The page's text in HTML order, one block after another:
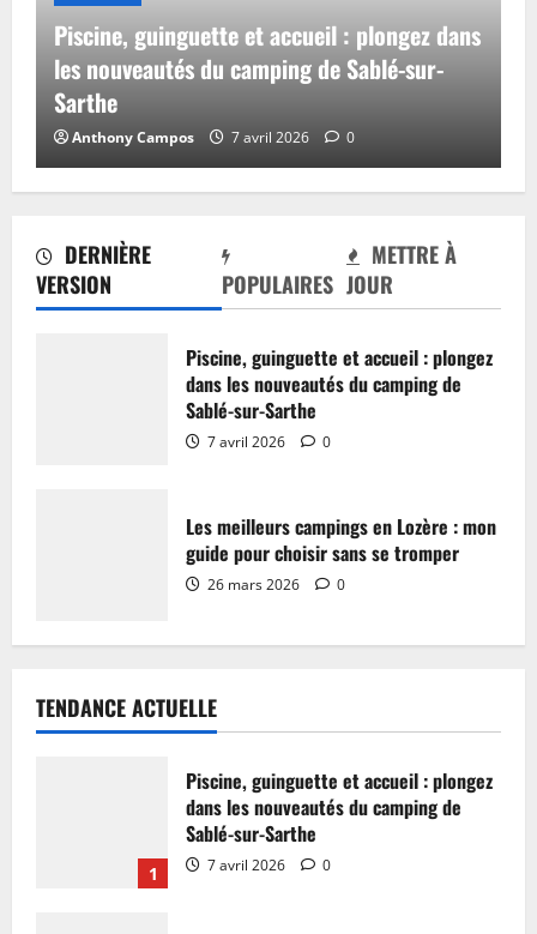
DERNIÈRE
VERSION
POPULAIRES
METTRE À
JOUR
Piscine, guinguette et accueil : plongez
dans les nouveautés du camping de
Sablé-sur-Sarthe
7 avril 2026 0
Les meilleurs campings en Lozère : mon
guide pour choisir sans se tromper
26 mars 2026 0
Piscine, guinguette et accueil : plongez dans
les nouveautés du camping de Sablé-sur-
Sarthe
Anthony Campos 7 avril 2026 0
TENDANCE ACTUELLE
1
Piscine, guinguette et accueil : plongez
dans les nouveautés du camping de
Sablé-sur-Sarthe
7 avril 2026 0